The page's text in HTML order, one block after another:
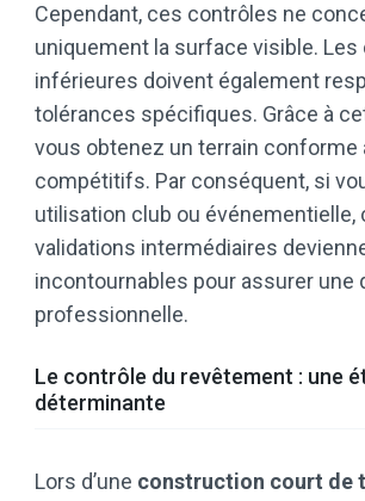
Cependant, ces contrôles ne
uniquement la surface visible. Les
inférieures doivent également
tolérances spécifiques. Grâce à
vous obtenez un terrain conforme
compétitifs. Par conséquent, si
utilisation club ou événementielle,
validations intermédiaires
incontournables pour assurer une
professionnelle.
Le contrôle du revêtement : une
déterminante
Lors d’une construction court de